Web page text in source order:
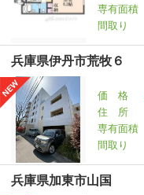
専有面積
間取り
兵庫県伊丹市荒牧６
価 格
住 所
専有面積
間取り
兵庫県加東市山国